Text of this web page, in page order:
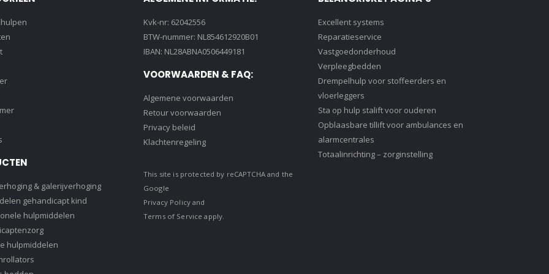
& galerijverhoging
gehandicapt kind
hulpmiddelen
hulpmiddelen
Kvk-nr: 62042556
BTW-nummer: NL854612920B01
IBAN: NL28ABNA0506449181
VOORWAARDEN & FAQ:
Algemene voorwaarden
Retour voorwaarden
Privacy beleid
Klachtenregeling
This site is protected by reCAPTCHA and the
Google
Privacy Policyand
Terms of Service apply.
Excellent systems
Reparatieservice
Vastgoedonderhoud
Verpleegbedden
Drempelhulp voor stoffeerders en
vloerleggers
Sta op hulp stalift voor ouderen
Opblaasbare tillift voor ambulances en
alarmcentrales
Totaalinrichting – zorginstelling